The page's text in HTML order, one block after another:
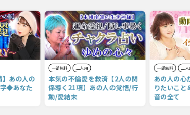
あの人の
◆あなた
一部無料 二人用
本気の不倫愛を救済【2人の関
係導く21項】あの人の覚悟/行
動/愛結末
一部無料 二人用
あの人の心
りたいこと
音の全て